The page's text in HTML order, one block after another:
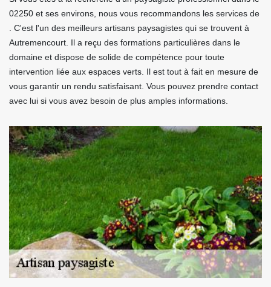
02250 et ses environs, nous vous recommandons les services de
. C'est l'un des meilleurs artisans paysagistes qui se trouvent à
Autremencourt. Il a reçu des formations particulières dans le
domaine et dispose de solide de compétence pour toute
intervention liée aux espaces verts. Il est tout à fait en mesure de
vous garantir un rendu satisfaisant. Vous pouvez prendre contact
avec lui si vous avez besoin de plus amples informations.